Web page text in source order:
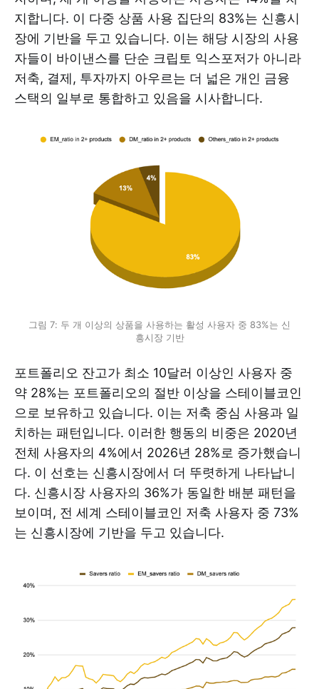
지합니다. 이 다중 상품 사용 집단의 83%는 신흥시
장에 기반을 두고 있습니다. 이는 해당 시장의 사용
자들이 바이낸스를 단순 크립토 익스포저가 아니라
저축, 결제, 투자까지 아우르는 더 넓은 개인 금융
스택의 일부로 통합하고 있음을 시사합니다.
그림 7: 두 개 이상의 상품을 사용하는 활성 사용자 중 83%는 신
흥시장 기반
포트폴리오 잔고가 최소 10달러 이상인 사용자 중
약 28%는 포트폴리오의 절반 이상을 스테이블코인
으로 보유하고 있습니다. 이는 저축 중심 사용과 일
치하는 패턴입니다. 이러한 행동의 비중은 2020년
전체 사용자의 4%에서 2026년 28%로 증가했습니
다. 이 선호는 신흥시장에서 더 뚜렷하게 나타납니
다. 신흥시장 사용자의 36%가 동일한 배분 패턴을
보이며, 전 세계 스테이블코인 저축 사용자 중 73%
는 신흥시장에 기반을 두고 있습니다.